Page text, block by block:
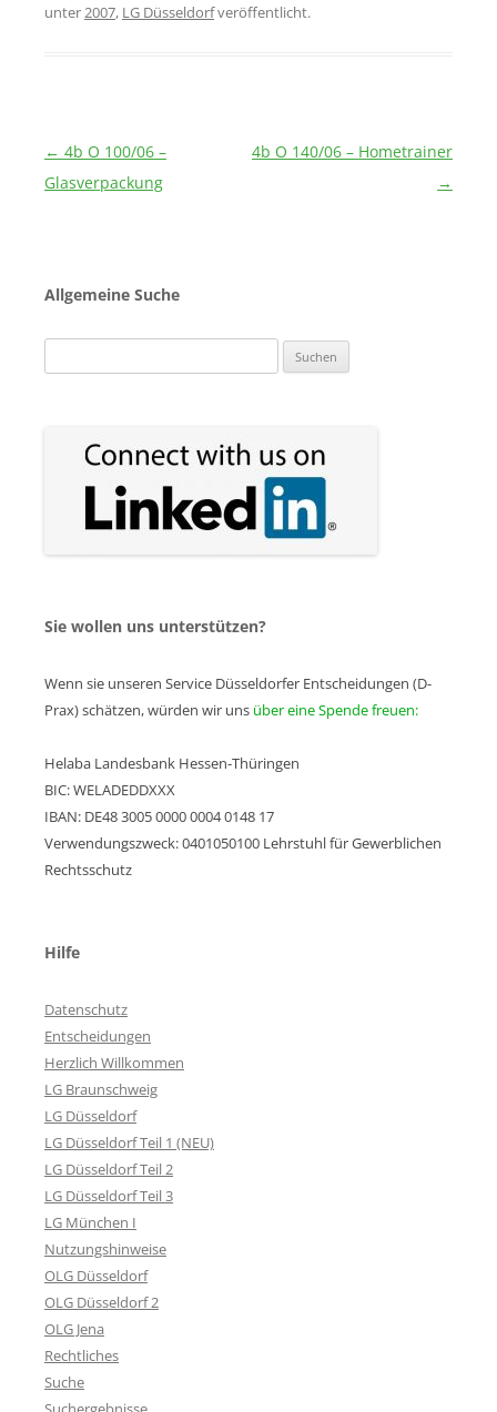
unter 2007, LG Düsseldorfveröffentlicht.
Beitragsnavigation
← 4b O 100/06 –
Glasverpackung
4b O 140/06 – Hometrainer
→
Allgemeine Suche
nach:
Sie wollen uns unterstützen?
Wenn sie unseren Service Düsseldorfer Entscheidungen (D-
Prax) schätzen, würden wir uns über eine Spende freuen:
Helaba Landesbank Hessen-Thüringen
BIC: WELADEDDXXX
IBAN: DE48 3005 0000 0004 0148 17
Verwendungszweck: 0401050100 Lehrstuhl für Gewerblichen
Rechtsschutz
Hilfe
Datenschutz
Entscheidungen
Herzlich Willkommen
LG Braunschweig
LG Düsseldorf
LG Düsseldorf Teil 1 (NEU)
LG Düsseldorf Teil 2
LG Düsseldorf Teil 3
LG München I
Nutzungshinweise
OLG Düsseldorf
OLG Düsseldorf 2
OLG Jena
Rechtliches
Suche